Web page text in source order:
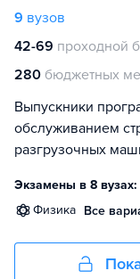
9 вузов
42-69 проходной
280 бюджетных
Выпускники
обслуживанием
разгрузочных
Экзамены в 8 вузах:
физика Все